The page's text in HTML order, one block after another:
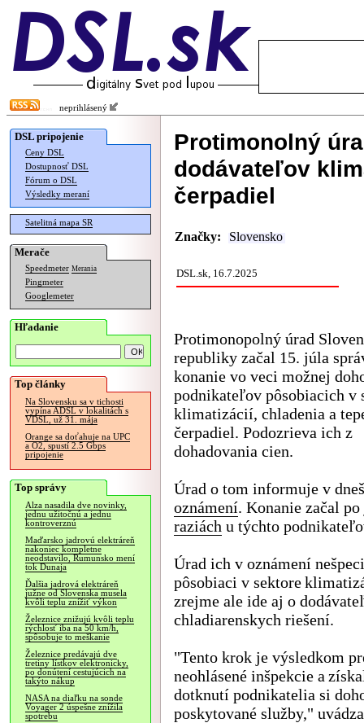
neprihlásený
DSL pripojenie
Ceny DSL
Dostupnosť DSL
Fórum o DSL
Výsledky meraní
Satelitná mapa SR
Merače
Speedmeter Merania
Pingmeter
Googlemeter
Hľadanie
Top články
Na Slovensku sa v tichosti
vypína ADSL v lokalitách s
VDSL, už 31. mája
Orange sa doťahuje na UPC
a O2, spustí 2.5 Gbps
pripojenie
Top správy
Alza nasadila dve novinky,
jednu užitočnú a jednu
kontroverznú
Maďarsko jadrovú elektráreň
nakoniec kompletne
neodstavilo, Rumunsko mení
tok Dunaja
Ďalšia jadrová elektráreň
južne od Slovenska musela
kvôli teplu znížiť výkon
Železnice znižujú kvôli teplu
rýchlosť iba na 50 km/h,
spôsobuje to meškanie
Železnice predávajú dve
tretiny lístkov elektronicky,
po donútení cestujúcich na
takýto nákup
NASA na diaľku na sonde
Voyager 2 úspešne znížila
spotrebu
Protimonolný
dodávateľov
čerpadiel
Značky: Slovensko
DSL.sk, 16.7.2025
Protimonopolný úrad
republiky začal 15. júla
konanie vo veci možnej
podnikateľov pôsobiacich v
klimatizácií, chladenia a
čerpadiel. Podozrieva ich z
dohadovania cien.
Úrad o tom informuje v
oznámení. Konanie začal
raziách u týchto
Úrad ich v oznámení
pôsobiaci v sektore
zrejme ale ide aj o
chladiarenskych riešení.
"Tento krok je výsledkom
neohlásené inšpekcie a
dotknutí podnikatelia si
poskytované služby,"